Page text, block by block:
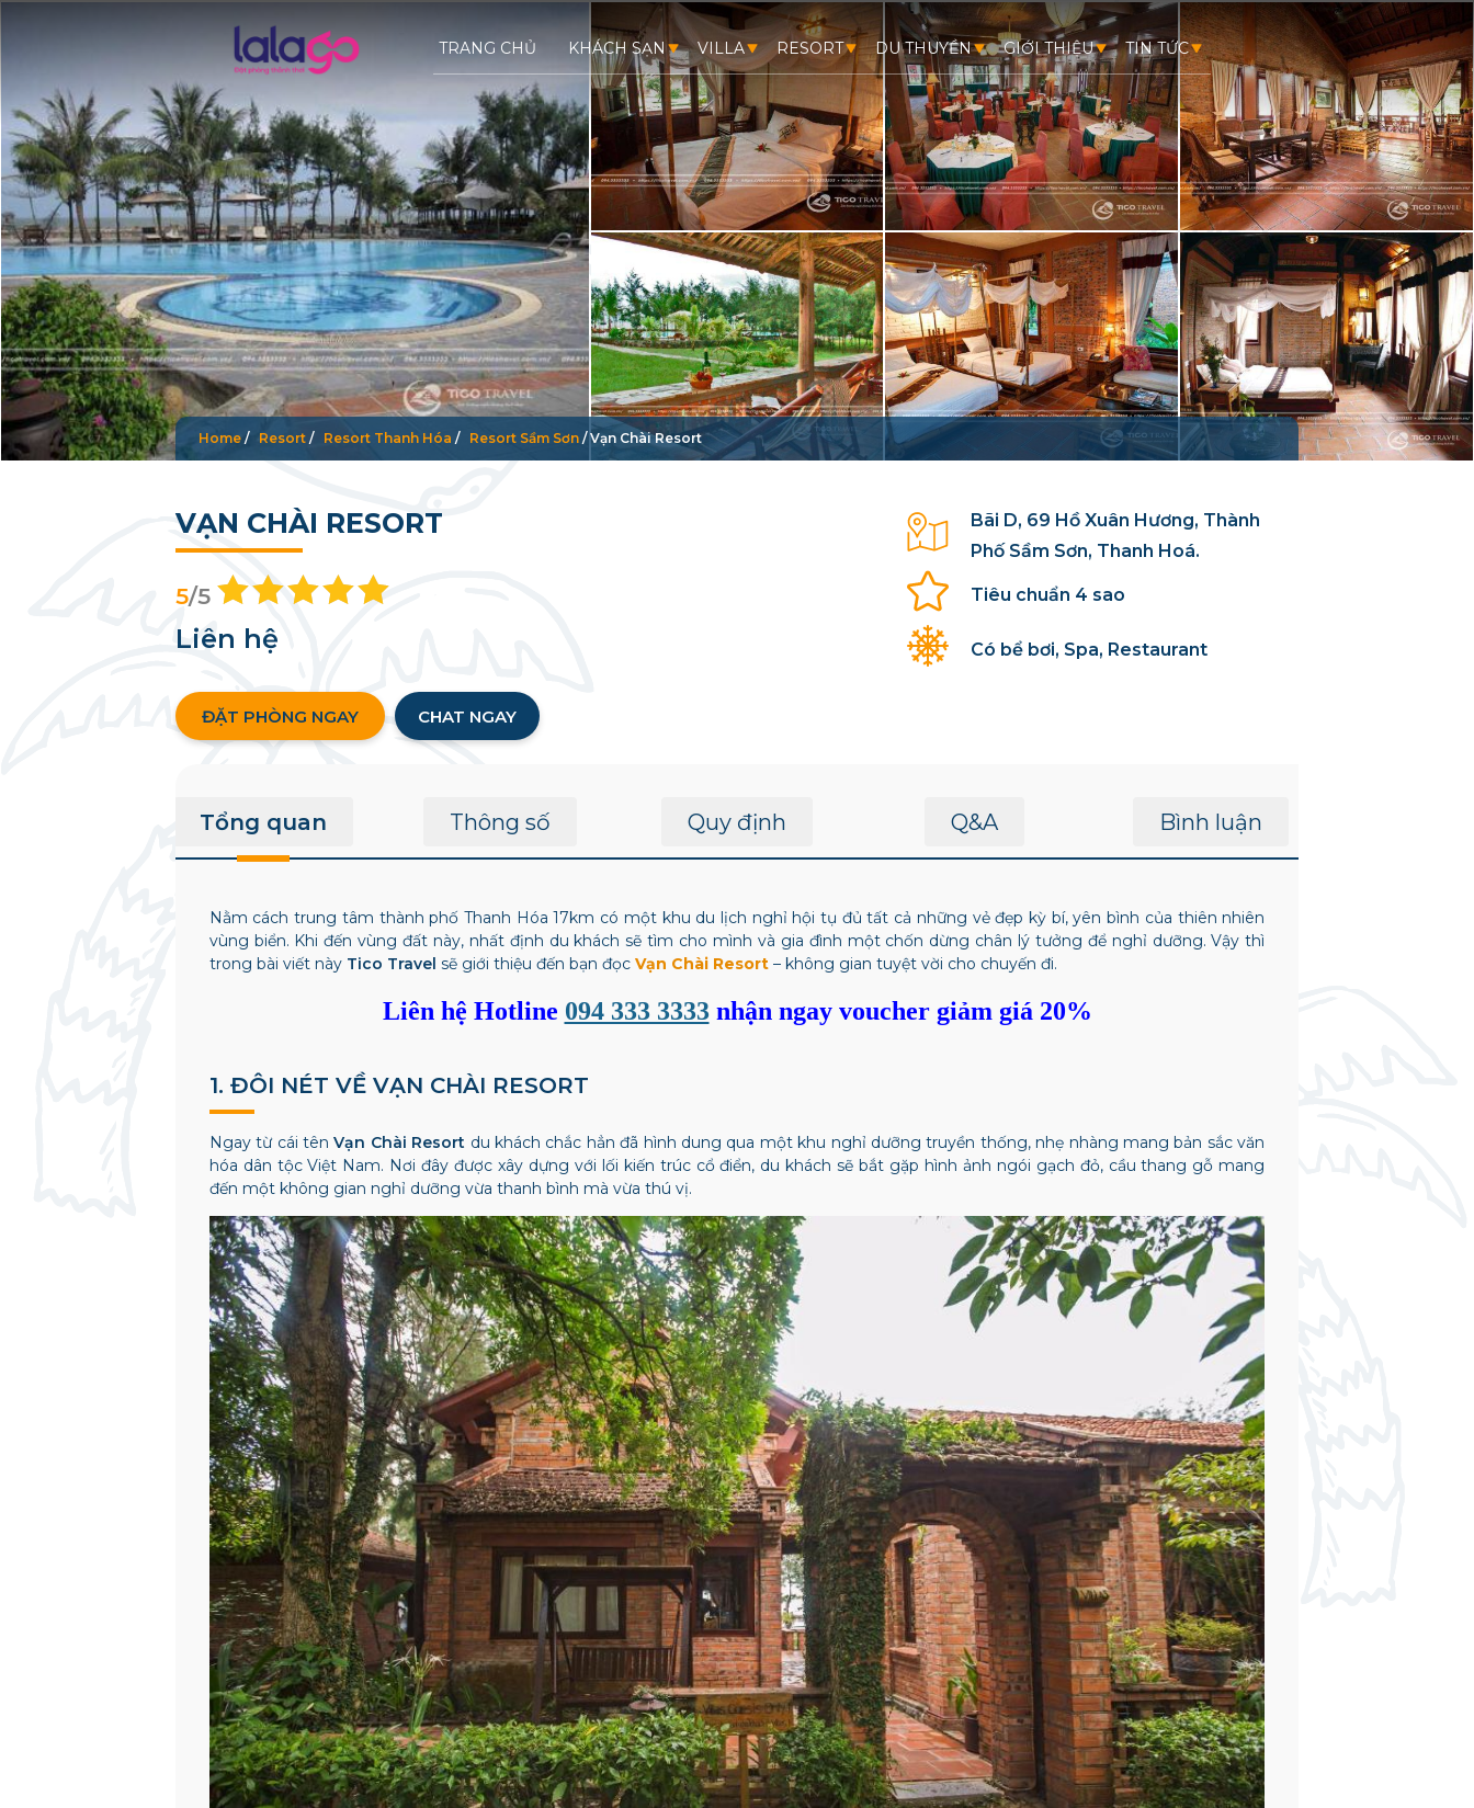
TRANG CHỦ KHÁCH SẠN VILLA RESORT DU THUYỀN GIỚI THIỆU TIN TỨC
Home / Resort / Resort Thanh Hóa / Resort Sầm Sơn /Vạn Chài Resort
VẠN CHÀI RESORT
Bãi D, 69 Hồ Xuân Hương, Thành
Phố Sầm Sơn, Thanh Hoá.
Tiêu chuẩn 4 sao
Có bể bơi, Spa, Restaurant
5/5
Liên hệ
ĐẶT PHÒNG NGAY CHAT NGAY
Tổng quan Thông số Quy định Q&A Bình luận
Nằm cách trung tâm thành phố Thanh Hóa 17km có một khu du lịch nghỉ hội tụ đủ tất cả những vẻ đẹp kỳ bí, yên bình của thiên nhiên
vùng biển. Khi đến vùng đất này, nhất định du khách sẽ tìm cho mình và gia đình một chốn dừng chân lý tưởng để nghỉ dưỡng. Vậy thì
trong bài viết này Tico Travel sẽ giới thiệu đến bạn đọc Vạn Chài Resort – không gian tuyệt vời cho chuyến đi.
Liên hệ Hotline 094 333 3333 nhận ngay voucher giảm giá 20%
1. ĐÔI NÉT VỀ VẠN CHÀI RESORT
Ngay từ cái tênVạn Chài Resort du khách chắc hẳn đã hình dung qua một khu nghỉ dưỡng truyền thống, nhẹ nhàng mang bản sắc văn
hóa dân tộc Việt Nam. Nơi đây được xây dựng với lối kiến trúc cổ điển, du khách sẽ bắt gặp hình ảnh ngói gạch đỏ, cầu thang gỗ mang
đến một không gian nghỉ dưỡng vừa thanh bình mà vừa thú vị.